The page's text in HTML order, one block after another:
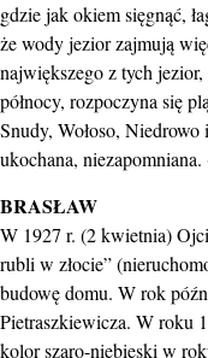
gdzie jak okiem sięgnąć,
że wody jezior zajmują
największego z tych
północy, rozpoczyna się
Snudy, Wołoso,
ukochana,
BRASŁAW
W 1927 r. (2 kwietnia)
rubli w złocie”
budowę domu. W rok
Pietraszkiewicza. W roku
kolor szaro-niebieski w